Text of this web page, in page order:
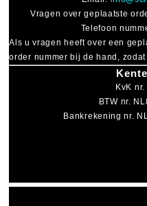
Vragen over geplaatste
Telefoon
Als u vragen heeft over een
order nummer bij de hand,
KvK
BTW nr.
Bankrekening nr.